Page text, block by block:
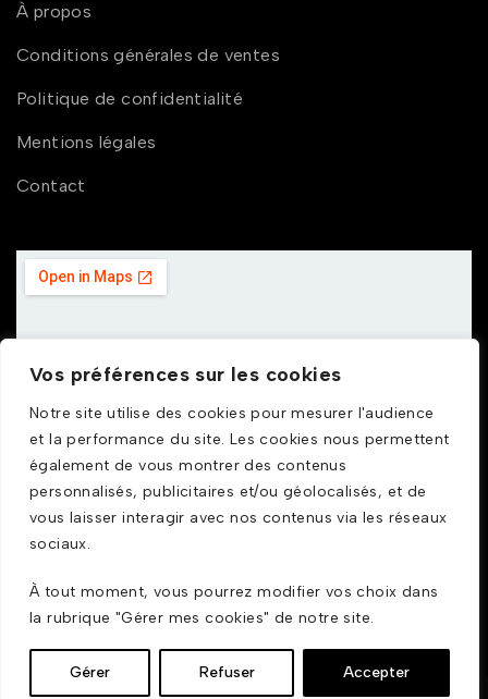
Vos préférences sur les cookies
Notre site utilise des cookies pour mesurer l'audience
et la performance du site. Les cookies nous permettent
également de vous montrer des contenus
personnalisés, publicitaires et/ou géolocalisés, et de
vous laisser interagir avec nos contenus via les réseaux
sociaux.
À tout moment, vous pourrez modifier vos choix dans
la rubrique "Gérer mes cookies" de notre site.
Gérer Refuser Accepter
À propos
Conditions générales de ventes
Politique de confidentialité
Mentions légales
Contact
© GDUSTYL 2025